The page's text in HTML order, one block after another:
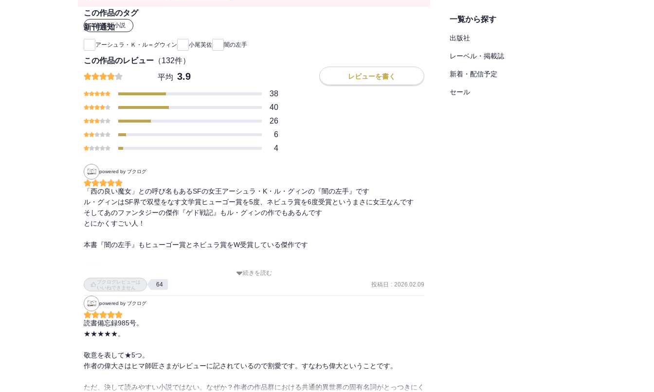
この作品のタグ
#海外SF小説
新刊通知
アーシュラ・Ｋ・ル＝グウィン 小尾芙佐 闇の左手
この作品のレビュー （132件）
平均 3.9 レビューを書く
38
40
26
6
4
powered by ブクログ
「西の良い魔女」との呼び名もあるSFの女王アーシュラ・K・ル・グィンの『闇の左手』です
ル・グィンはSF界で双璧をなす文学賞ヒューゴー賞を5度、ネビュラ賞を6度受賞というまさに女王なんです
そしてあのファンタジーの傑作『ゲド戦記』もル・グィンの作でもあるんです
とにかくすごい人！
本書『闇の左手』もヒューゴー賞とネビュラ賞をW受賞している傑作です
SFやわ〜って感じですな
ル・グィンの思考実験の場にお邪魔させてもらったみたいな感じなんよね
色々あるんだが、まず究極の男女平等社会を異星の中で描いてるんよね
それは「両性具有」
性差がないので全員平等w
男と女があるから戦争があるってことなの？ル・グィンさん！
でもなんかちょっと納得
でその星に他の星から友好関係を結ぶために使節（ほぼ我々地球人で男性）が降り立ってしばらくたったところ
続きを読む
ブクログレビューは
いいねできません
64 投稿日 : 2026.02.09
powered by ブクログ
読書備忘録985号。
★★★★★。
敬意を表して★5つ。
作者の偉大さはヒマ師匠さまがレビューに記されているので割愛です。すなわち偉大ということです。
ただ、決して読みやすい小説ではない。なぜか？作者の作品群における共通的異世界の固有名詞がとっつきにく
一覧から探す
出版社
レーベル・掲載誌
新着・配信予定
セール